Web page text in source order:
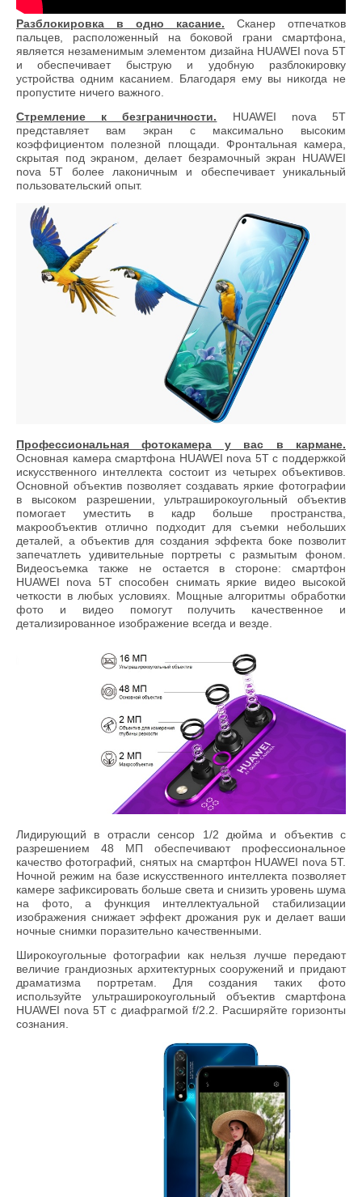
Разблокировка в одно касание. Сканер отпечатков
пальцев, расположенный на боковой грани смартфона,
является незаменимым элементом дизайна HUAWEI nova 5T
и обеспечивает быструю и удобную разблокировку
устройства одним касанием. Благодаря ему вы никогда не
пропустите ничего важного.
Стремление к безграничности. HUAWEI nova 5T
представляет вам экран с максимально высоким
коэффициентом полезной площади. Фронтальная камера,
скрытая под экраном, делает безрамочный экран HUAWEI
nova 5T более лаконичным и обеспечивает уникальный
пользовательский опыт.
Профессиональная фотокамера у вас в кармане.
Основная камера смартфона HUAWEI nova 5T с поддержкой
искусственного интеллекта состоит из четырех объективов.
Основной объектив позволяет создавать яркие фотографии
в высоком разрешении, ультраширокоугольный объектив
помогает уместить в кадр больше пространства,
макрообъектив отлично подходит для съемки небольших
деталей, а объектив для создания эффекта боке позволит
запечатлеть удивительные портреты с размытым фоном.
Видеосъемка также не остается в стороне: смартфон
HUAWEI nova 5T способен снимать яркие видео высокой
четкости в любых условиях. Мощные алгоритмы обработки
фото и видео помогут получить качественное и
детализированное изображение всегда и везде.
Лидирующий в отрасли сенсор 1/2 дюйма и объектив с
разрешением 48 МП обеспечивают профессиональное
качество фотографий, снятых на смартфон HUAWEI nova 5T.
Ночной режим на базе искусственного интеллекта позволяет
камере зафиксировать больше света и снизить уровень шума
на фото, а функция интеллектуальной стабилизации
изображения снижает эффект дрожания рук и делает ваши
ночные снимки поразительно качественными.
Широкоугольные фотографии как нельзя лучше передают
величие грандиозных архитектурных сооружений и придают
драматизма портретам. Для создания таких фото
используйте ультраширокоугольный объектив смартфона
HUAWEI nova 5T с диафрагмой f/2.2. Расширяйте горизонты
сознания.